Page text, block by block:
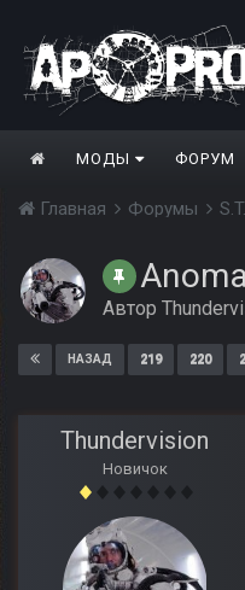
МОДЫ ФОРУМ
Главная Форумы
Автор
НАЗАД 219 220
Thundervision
Новичок